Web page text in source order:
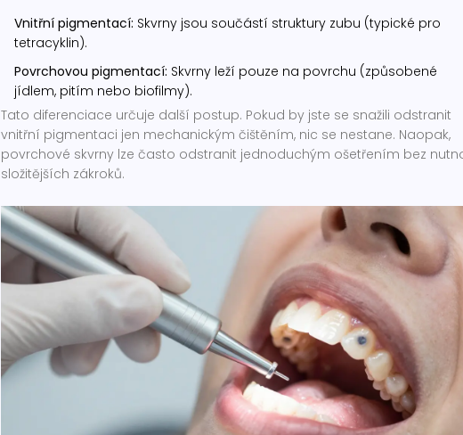
Vnitřní pigmentací: Skvrny jsou součástí struktury zubu (typické pro
tetracyklin).
Povrchovou pigmentací: Skvrny leží pouze na povrchu (způsobené
jídlem, pitím nebo biofilmy).
Tato diferenciace určuje další postup. Pokud by jste se snažili odstranit
vnitřní pigmentaci jen mechanickým čištěním, nic se nestane. Naopak,
povrchové skvrny lze často odstranit jednoduchým ošetřením bez
složitějších zákroků.